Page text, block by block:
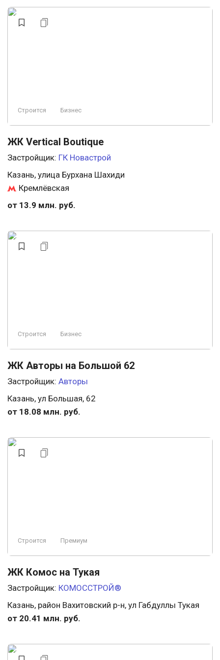
Видеонаблюдение Бизнес У леса
Премиум Заморожен
Строится Бизнес
ЖК Vertical Boutique
Застройщик: ГК Новастрой
Казань, улица Бурхана Шахиди
Кремлёвская
от 13.9 млн. руб.
Строится Бизнес
ЖК Авторы на Большой 62
Застройщик: Авторы
Казань, ул Большая, 62
от 18.08 млн. руб.
Строится Премиум
ЖК Комос на Тукая
Застройщик: КОМОССТРОЙ®
Казань, район Вахитовский р-н, ул Габдуллы Тукая
от 20.41 млн. руб.